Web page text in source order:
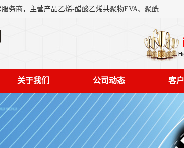
东莞市恒屹国际贸易有限公司（简称：恒屹国际）是一家石化原料综合营销服务商，主营产品乙烯-醋酸乙烯共聚物EVA、聚酰胺PA（尼龙）、醚酯型热塑弹性体TPEE等，公司秉承以市场为导向的战略思想，致力于大宗石化原料在中国市场的营销服务业务，为客户提供一站式的全面服务。
关于我们 公司动态 客